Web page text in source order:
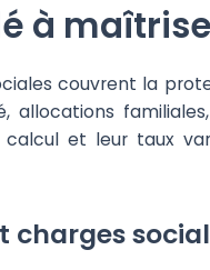
à
couvrent la
allocations
calcul et leur taux
charges